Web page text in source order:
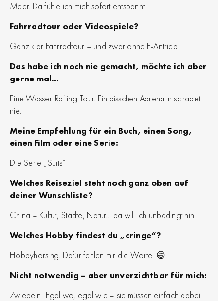
Meer. Da fühle ich mich sofort entspannt.
Fahrradtour oder Videospiele?
Ganz klar Fahrradtour – und zwar ohne E-Antrieb!
Das habe ich noch nie gemacht, möchte ich aber
gerne mal…
Eine Wasser-Rafting-Tour. Ein bisschen Adrenalin schadet
nie.
Meine Empfehlung für ein Buch, einen Song,
einen Film oder eine Serie:
Die Serie „Suits“.
Welches Reiseziel steht noch ganz oben auf
deiner Wunschliste?
China – Kultur, Städte, Natur… da will ich unbedingt hin.
Welches Hobby findest du „cringe“?
Hobbyhorsing. Dafür fehlen mir die Worte. 😄
Nicht notwendig – aber unverzichtbar für mich:
Zwiebeln! Egal wo, egal wie – sie müssen einfach dabei